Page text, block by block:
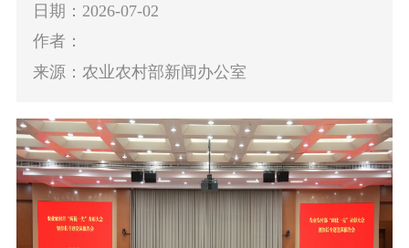
日期：2026-07-02
作者：
来源：农业农村部新闻办公室